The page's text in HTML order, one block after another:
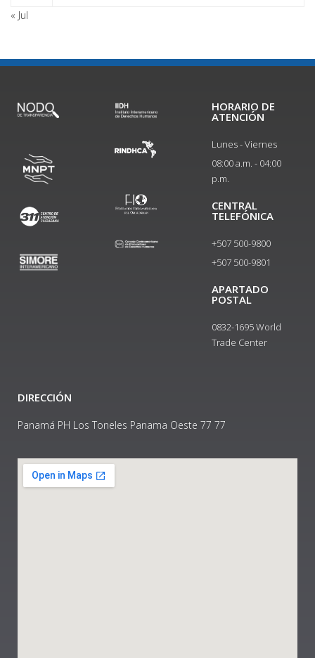
« Jul
HORARIO DE
ATENCIÓN
Lunes - Viernes
08:00 a.m. - 04:00
p.m.
CENTRAL
TELEFÓNICA
+507 500-9800
+507 500-9801​
APARTADO
POSTAL
0832-1695 World
Trade Center
DIRECCIÓN
Panamá PH Los Toneles Panama Oeste 77 77